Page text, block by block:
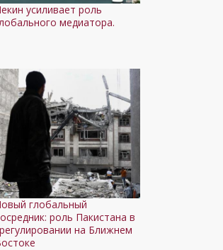
усиливает роль
медиатора.
глобальный
роль Пакистана в
на Ближнем